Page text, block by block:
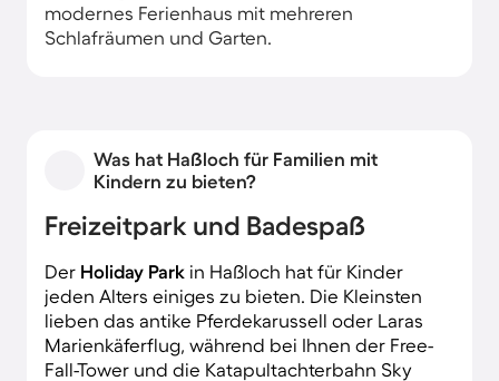
modernes Ferienhaus mit mehreren
Schlafräumen und Garten.
Was hat Haßloch für Familien mit
Kindern zu bieten?
Freizeitpark und Badespaß
Der Holiday Park in Haßloch hat für Kinder
jeden Alters einiges zu bieten. Die Kleinsten
lieben das antike Pferdekarussell oder Laras
Marienkäferflug, während bei Ihnen der Free-
Fall-Tower und die Katapultachterbahn Sky